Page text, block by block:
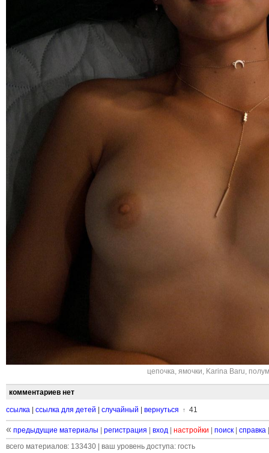
цепочка, ямочки, Karina Baru,
комментариев нет
ссылка ссылка для детей случайный вернуться ↑ 41
« предыдущие материалы регистрация вход настройки поиск справка
всего материалов: 133430 | ваш уровень доступа: гость